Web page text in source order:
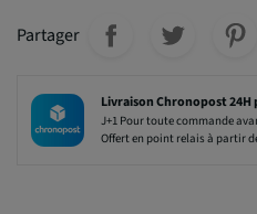
Partager
Livraison Chronopost
J+1 Pour toute commande
Offert en point relais à partir